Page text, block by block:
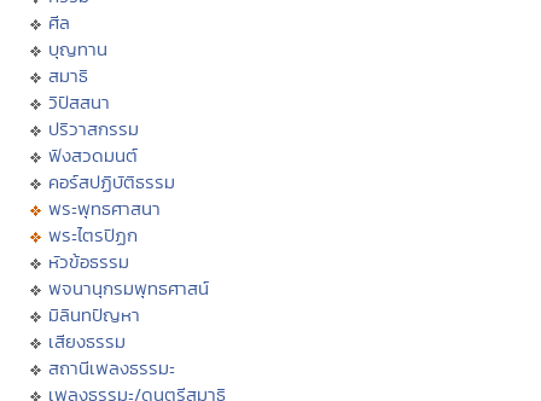
ศีล
บุญทาน
สมาธิ
วิปัสสนา
ปริวาสกรรม
ฟังสวดมนต์
คอร์สปฏิบัติธรรม
พระพุทธศาสนา
พระไตรปิฏก
หัวข้อธรรม
พจนานุกรมพุทธศาสน์
มิลินทปัญหา
เสียงธรรม
สถานีเพลงธรรมะ
เพลงธรรมะ/ดนตรีสมาธิ